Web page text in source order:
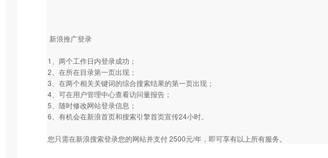
新浪推广登录
1、两个工作日内登录成功；
2、在所在目录第一页出现；
3、在两个相关关键词的综合搜索结果的第一页出现；
4、可在用户管理中心查看访问量报告；
5、随时修改网站登录信息；
6、有机会在新浪首页和搜索引擎首页宣传24小时。
您只需在新浪搜索登录您的网站并支付 2500元/年，即可享有以上所有服务。